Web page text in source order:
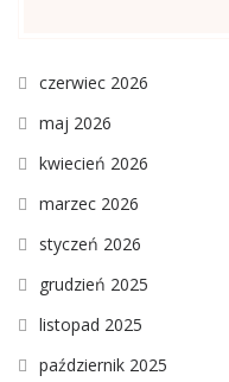
czerwiec 2026
maj 2026
kwiecień 2026
marzec 2026
styczeń 2026
grudzień 2025
listopad 2025
październik 2025